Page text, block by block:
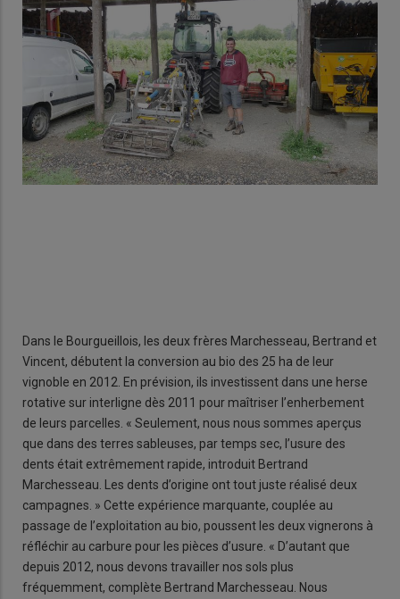
Dans le Bourgueillois, les deux frères Marchesseau, Bertrand et
Vincent, débutent la conversion au bio des 25 ha de leur
vignoble en 2012. En prévision, ils investissent dans une herse
rotative sur interligne dès 2011 pour maîtriser l’enherbement
de leurs parcelles. « Seulement, nous nous sommes aperçus
que dans des terres sableuses, par temps sec, l’usure des
dents était extrêmement rapide, introduit Bertrand
Marchesseau. Les dents d’origine ont tout juste réalisé deux
campagnes. » Cette expérience marquante, couplée au
passage de l’exploitation au bio, poussent les deux vignerons à
réfléchir au carbure pour les pièces d’usure. « D’autant que
depuis 2012, nous devons travailler nos sols plus
fréquemment, complète Bertrand Marchesseau. Nous